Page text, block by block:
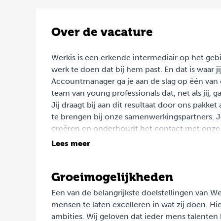
Over de vacature
Werkis is een erkende intermediair op het
werk te doen dat bij hem past. En dat is waar
Accountmanager ga je aan de slag op één
team van young professionals dat, net als jij,
Jij draagt bij aan dit resultaat door ons
te brengen bij onze samenwerkingspartners.
creëren en onderhoudt het contact met
bouw je deze relaties graag verder uit om
Als Accountmanager bij Werkis Apeldoorn
bezoek gaat bij potentiële en bestaande
manier invulling te geven, maar kan hierin
meeste voldoening uit samen successen
Lees meer
Groeimogelijkheden
Een van de belangrijkste doelstellingen van
mensen te laten excelleren in wat zij doen.
ambities. Wij geloven dat ieder mens